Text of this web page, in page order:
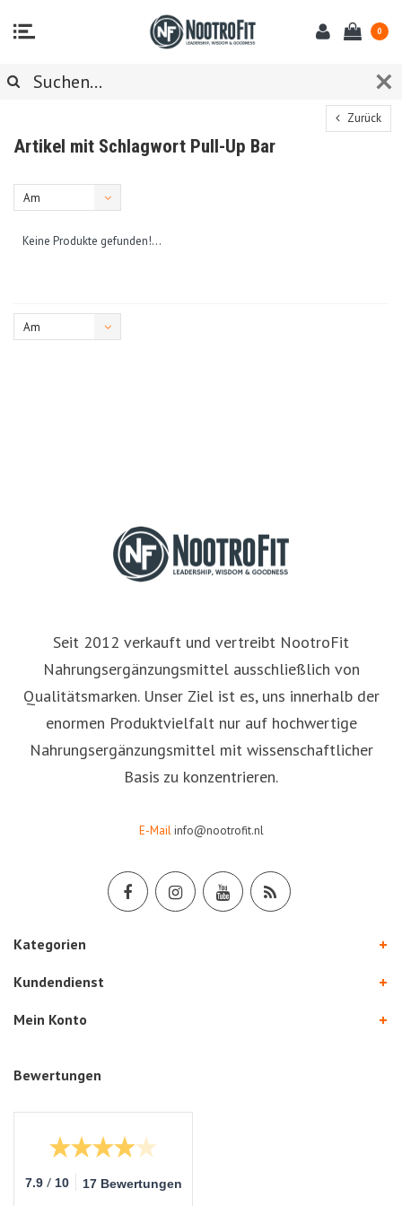
0
Zurück
Artikel mit Schlagwort Pull-Up Bar
Am
Keine Produkte gefunden!...
Am
Seit 2012 verkauft und vertreibt NootroFit
Nahrungsergänzungsmittel ausschließlich von
Qualitätsmarken. Unser Ziel ist es, uns innerhalb der
enormen Produktvielfalt nur auf hochwertige
Nahrungsergänzungsmittel mit wissenschaftlicher
Basis zu konzentrieren.
E-Mail info@nootrofit.nl
Kategorien
Kundendienst
Mein Konto
Bewertungen
7.9 / 10 17 Bewertungen